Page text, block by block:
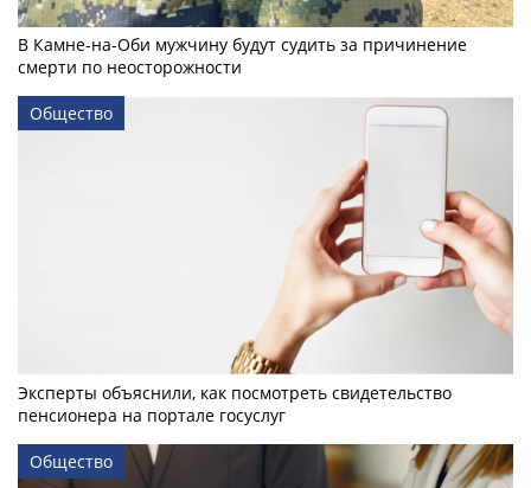
В Камне-на-Оби мужчину будут судить за причинение
смерти по неосторожности
Общество
Эксперты объяснили, как посмотреть свидетельство
пенсионера на портале госуслуг
Общество